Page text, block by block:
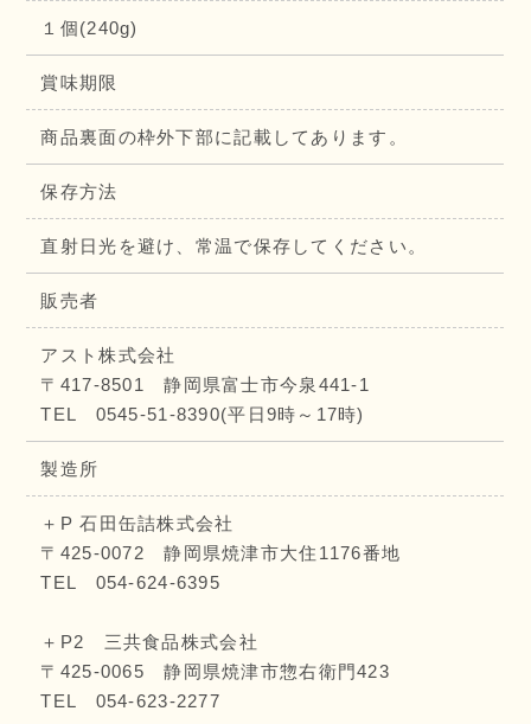
１個(240g)
賞味期限
商品裏面の枠外下部に記載してあります。
保存方法
直射日光を避け、常温で保存してください。
販売者
アスト株式会社
〒417-8501 静岡県富士市今泉441-1
TEL 0545-51-8390(平日9時～17時)
製造所
＋P 石田缶詰株式会社
〒425-0072 静岡県焼津市大住1176番地
TEL 054-624-6395
＋P2 三共食品株式会社
〒425-0065 静岡県焼津市惣右衛門423
TEL 054-623-2277